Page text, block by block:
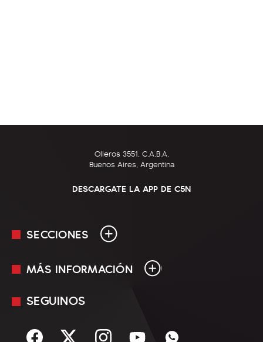
Olleros 3551, C.A.B.A.
Buenos Aires, Argentina
DESCARGATE LA APP DE C5N
SECCIONES
En Vivo
Sociedad
MÁS INFORMACIÓN
Mediakit
Términos y condiciones
SEGUINOS